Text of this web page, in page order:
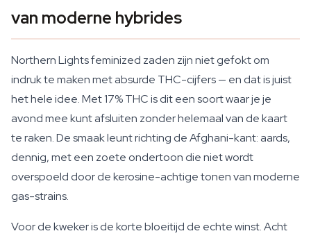
van moderne hybrides
Northern Lights feminized zaden zijn niet gefokt om
indruk te maken met absurde THC-cijfers — en dat is juist
het hele idee. Met 17% THC is dit een soort waar je je
avond mee kunt afsluiten zonder helemaal van de kaart
te raken. De smaak leunt richting de Afghani-kant: aards,
dennig, met een zoete ondertoon die niet wordt
overspoeld door de kerosine-achtige tonen van moderne
gas-strains.
Voor de kweker is de korte bloeitijd de echte winst. Acht